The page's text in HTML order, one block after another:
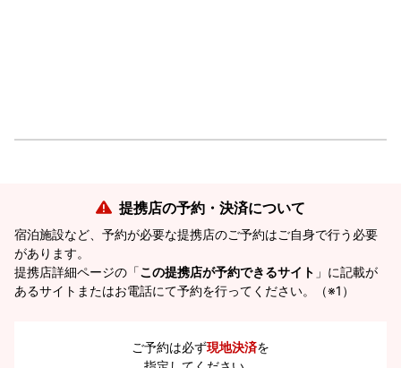
提携店の予約・決済について
宿泊施設など、予約が必要な提携店のご予約はご自身で行う必要
があります。
提携店詳細ページの「この提携店が予約できるサイト 」に記載が
あるサイトまたはお電話にて予約を行ってください。（※1）
ご予約は必ず現地決済を